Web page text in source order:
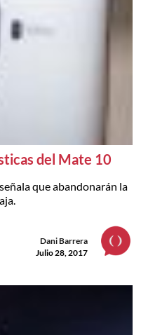
del Mate 10
que abandonarán la
Dani Barrera
Julio 28, 2017